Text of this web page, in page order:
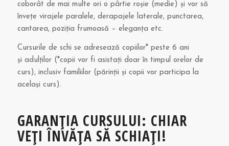
coborât de mai multe ori o pârtie roșie (medie) și vor să
învețe virajele paralele, derapajele laterale, punctarea,
cantarea, poziția frumoasă – eleganța etc.
Cursurile de schi se adresează copiilor* peste 6 ani
și adulților (*copii vor fi asistați doar în timpul orelor de
curs), inclusiv familiilor (părinții și copii vor participa la
același curs).
GARANȚIA CURSULUI: CHIAR
VEȚI ÎNVĂȚA SĂ SCHIAȚI!